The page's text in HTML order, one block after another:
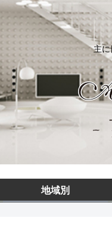
主に
地域別